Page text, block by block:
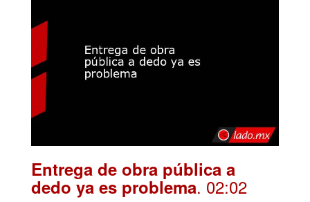
Entrega de obra pública a
dedo ya es problema. 02:02